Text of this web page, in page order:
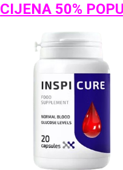
CIJENA 50%